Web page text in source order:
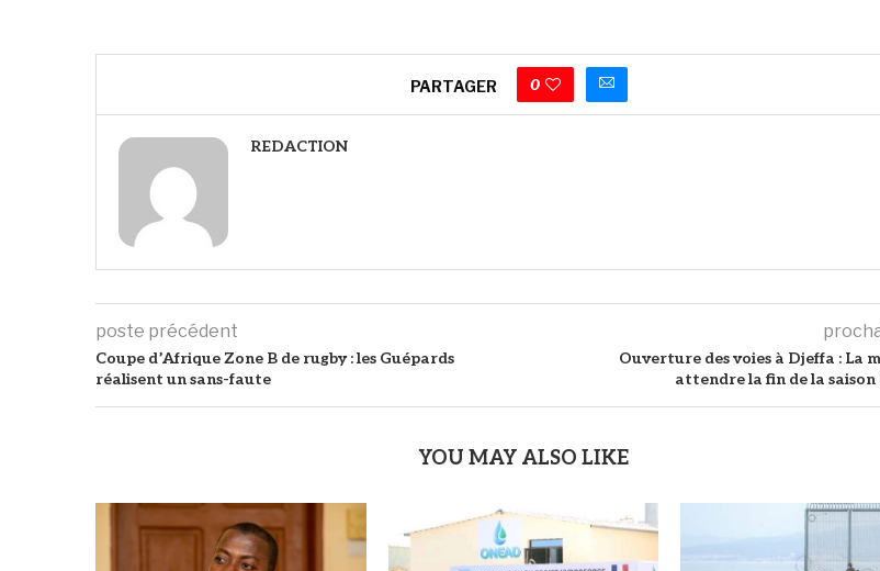
PARTAGER 0
REDACTION
poste précédent
Coupe d’Afrique Zone B de rugby : les Guépards
réalisent un sans-faute
Ouverture des voies à Djeffa : La
attendre la fin de la saison
YOU MAY ALSO LIKE